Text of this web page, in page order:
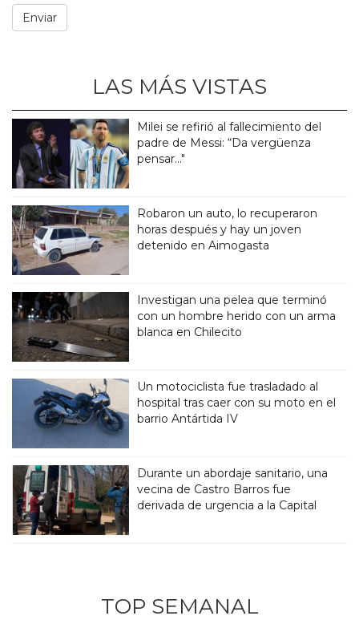
LAS MÁS VISTAS
Milei se refirió al fallecimiento del
padre de Messi: “Da vergüenza
pensar..."
Robaron un auto, lo recuperaron
horas después y hay un joven
detenido en Aimogasta
Investigan una pelea que terminó
con un hombre herido con un arma
blanca en Chilecito
Un motociclista fue trasladado al
hospital tras caer con su moto en el
barrio Antártida IV
Durante un abordaje sanitario, una
vecina de Castro Barros fue
derivada de urgencia a la Capital
TOP SEMANAL